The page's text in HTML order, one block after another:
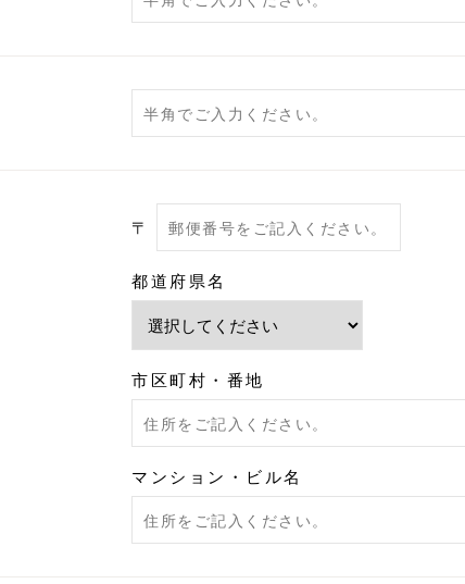
〒
都道府県名
市区町村・番地
マンション・ビル名